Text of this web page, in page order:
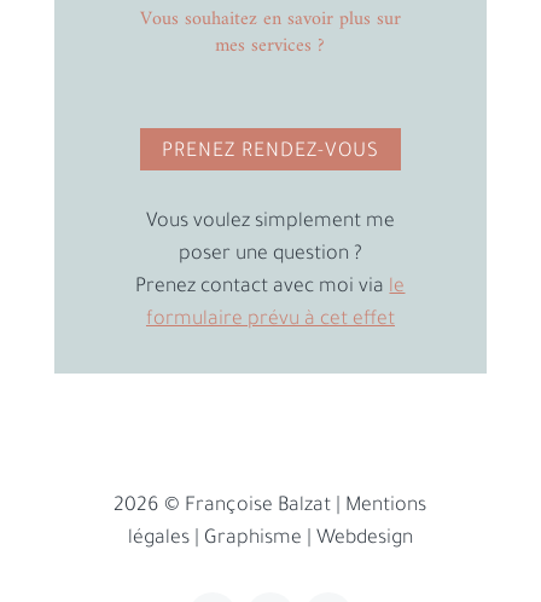
Vous souhaitez en savoir plus sur
mes services ?
PRENEZ RENDEZ-VOUS
Vous voulez simplement me
poser une question ?
Prenez contact avec moi viale
formulaire prévu à cet effet
2026 © Françoise Balzat | Mentions
légales| Graphisme Webdesign